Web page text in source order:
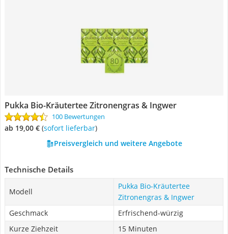
Pukka Bio-Kräutertee Zitronengras & Ingwer
100 Bewertungen
ab 19,00 € ( Sofort lieferbar)
Preisvergleich und weitere Angebote
Technische Details
Modell
Pukka Bio-Kräutertee
Zitronengras & Ingwer
Geschmack
Erfrischend-würzig
Kurze Ziehzeit
15 Minuten